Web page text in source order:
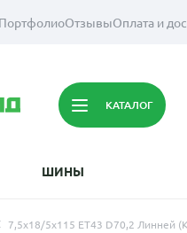
ПортфолиоОтзывыОплата и
КАТАЛОГ
ШИНЫ
7,5x18/5x115 ET43 D70,2 Линней